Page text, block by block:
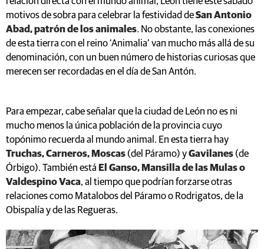
motivos de sobra para celebrar la festividad deSan Antonio
Abad, patrón de los animales. No obstante, las conexiones
de esta tierra con el reino ‘Animalia’ van mucho más allá de su
denominación, con un buen número de historias curiosas que
merecen ser recordadas en el día de San Antón.
Para empezar, cabe señalar que la ciudad de León no es ni
mucho menos la única población de la provincia cuyo
topónimo recuerda al mundo animal. En esta tierra hay
Truchas, Carneros, Moscas (del Páramo) yGavilanes (de
Órbigo). También está El Ganso, Mansilla de las Mulas o
Valdespino Vaca, al tiempo que podrían forzarse otras
relaciones como Matalobos del Páramo o Rodrigatos, de la
Obispalía y de las Regueras.